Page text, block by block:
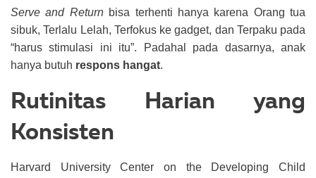
Serve and Returnbisa terhenti hanya karena Orang tua
sibuk, Terlalu Lelah, Terfokus ke gadget, dan Terpaku pada
“harus stimulasi ini itu”. Padahal pada dasarnya, anak
hanya butuh respons hangat.
Rutinitas Harian yang
Konsisten
Harvard University Center on the Developing Child